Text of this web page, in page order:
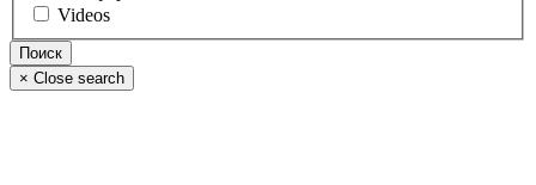
Videos
× Close search